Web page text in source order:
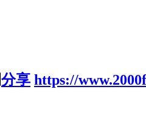
分享 https://